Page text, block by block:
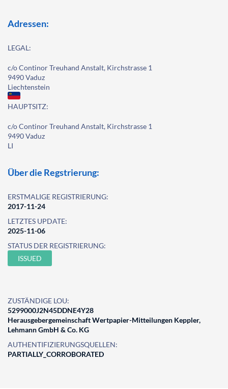
Adressen:
LEGAL:
c/o Continor Treuhand Anstalt, Kirchstrasse 1
9490 Vaduz
Liechtenstein
HAUPTSITZ:
c/o Continor Treuhand Anstalt, Kirchstrasse 1
9490 Vaduz
LI
Über die Regstrierung:
ERSTMALIGE REGISTRIERUNG:
2017-11-24
LETZTES UPDATE:
2025-11-06
STATUS DER REGISTRIERUNG:
ISSUED
ZUSTÄNDIGE LOU:
5299000J2N45DDNE4Y28
Herausgebergemeinschaft Wertpapier-Mitteilungen Keppler,
Lehmann GmbH & Co. KG
AUTHENTIFIZIERUNGSQUELLEN:
PARTIALLY_CORROBORATED